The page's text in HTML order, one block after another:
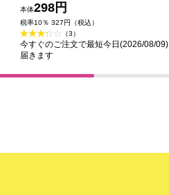
本体298円
税率10％ 327円（税込）
（3）
今すぐのご注文で最短今日(2026/08/09)
届きます